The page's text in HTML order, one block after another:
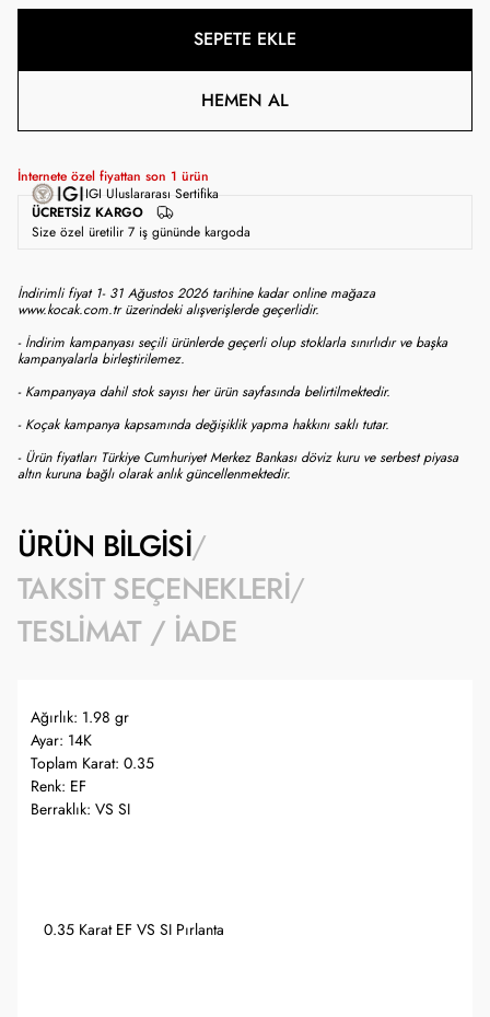
SEPETE EKLE
HEMEN AL
İnternete özel fiyattan son 1 ürün
ÜCRETSIZ KARGO
IGI Uluslararası Sertifika
Size özel üretilir 7 iş gününde kargoda
İndirimli fiyat 1- 31 Ağustos 2026 tarihine kadar online mağaza
www.kocak.com.tr üzerindeki alışverişlerde geçerlidir.
- İndirim kampanyası seçili ürünlerde geçerli olup stoklarla sınırlıdır ve başka
kampanyalarla birleştirilemez.
- Kampanyaya dahil stok sayısı her ürün sayfasında belirtilmektedir.
- Koçak kampanya kapsamında değişiklik yapma hakkını saklı tutar.
- Ürün fiyatları Türkiye Cumhuriyet Merkez Bankası döviz kuru ve serbest piyasa
altın kuruna bağlı olarak anlık güncellenmektedir.
ÜRÜN BILGISI
TAKSIT SEÇENEKLERI
TESLIMAT / İADE
Ağırlık: 1.98 gr
Ayar: 14K
Toplam Karat: 0.35
Renk: EF
Berraklık: VS SI
0.35 Karat EF VS SI Pırlanta